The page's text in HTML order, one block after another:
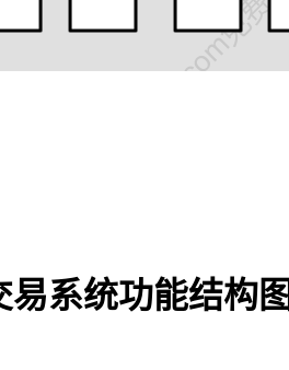
系统功能结构图